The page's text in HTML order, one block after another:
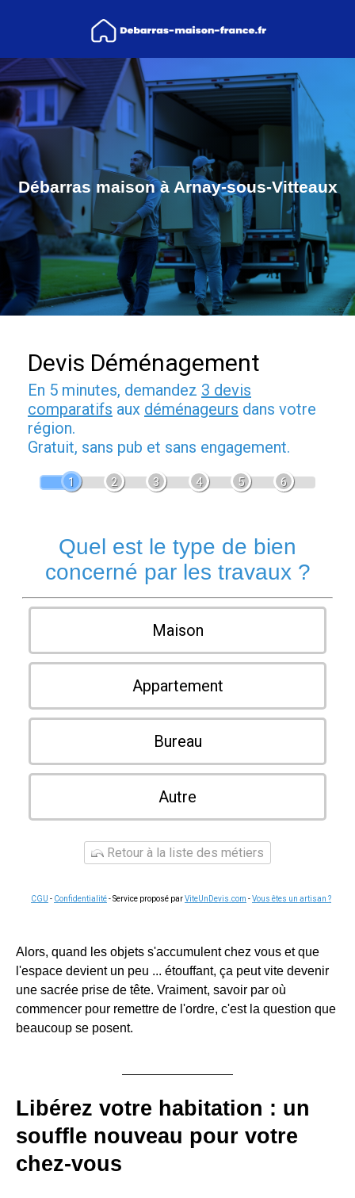
Débarras maison à Arnay-sous-Vitteaux
Devis Déménagement
En 5 minutes, demandez 3 devis
comparatifs aux déménageurs dans votre
région.
Gratuit, sans pub et sans engagement.
1 2 3 4 5 6
Quel est le type de bien
concerné par les travaux ?
Maison
Appartement
Bureau
Autre
Retour à la liste des métiers
CGU - Confidentialité- Service proposé parViteUnDevis.com -Vous êtes un artisan ?
Alors, quand les objets s'accumulent chez vous et que
l'espace devient un peu ... étouffant, ça peut vite devenir
une sacrée prise de tête. Vraiment, savoir par où
commencer pour remettre de l'ordre, c'est la question que
beaucoup se posent.
Libérez votre habitation : un
souffle nouveau pour votre
chez-vous